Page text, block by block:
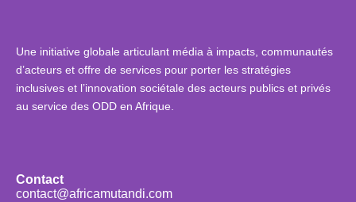
Une initiative globale articulant média à impacts, communautés
d’acteurs et offre de services pour porter les stratégies
inclusives et l’innovation sociétale des acteurs publics et privés
au service des ODD en Afrique.
Contact
contact@africamutandi.com